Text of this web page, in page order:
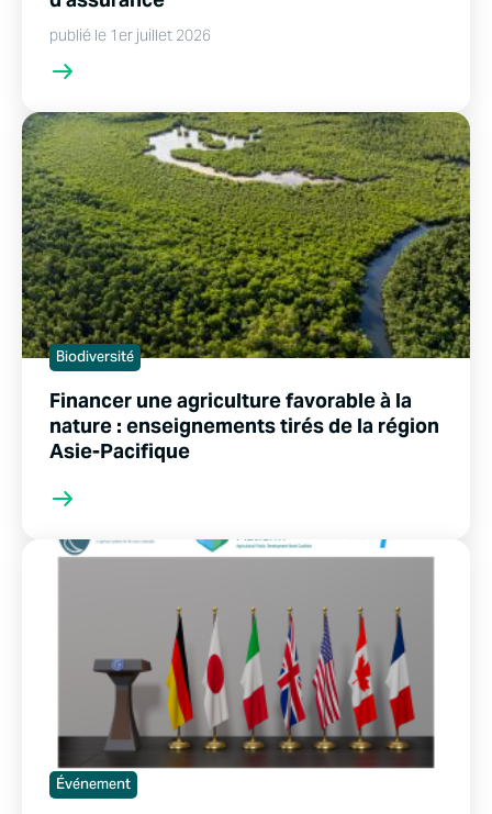
publié le 1er juillet 2026
Biodiversité
Financer une agriculture favorable à la
nature : enseignements tirés de la région
Asie-Pacifique
Événement